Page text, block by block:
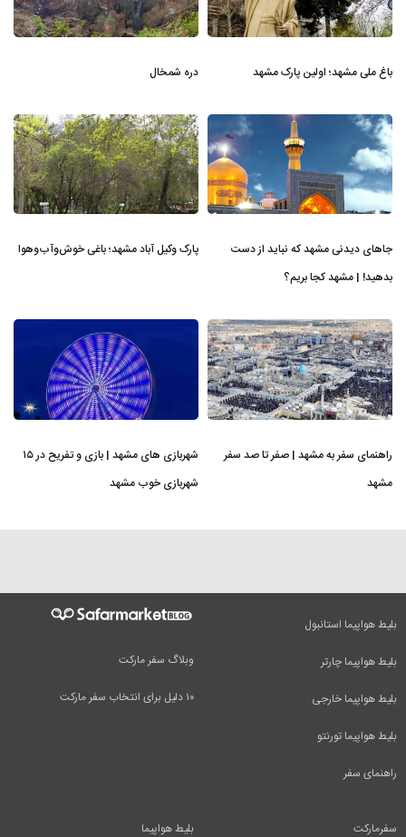
باغ ملی مشهد؛ اولین پارک مشهد دره شمخال
جاهای دیدنی مشهد که نباید از دست
بدهید! | مشهد کجا بریم؟
پارک وکیل آباد مشهد؛ باغی خوش‌وآب‌وهوا
راهنمای سفر به مشهد | صفر تا صد سفر
مشهد
شهربازی های مشهد | بازی و تفریح در ۱۵
شهربازی خوب مشهد
وبلاگ سفر مارکت
۱۰ دلیل برای انتخاب سفر مارکت
بلیط هواپیما استانبول
بلیط هواپیما چارتر
بلیط هواپیما خارجی
بلیط هواپیما تورنتو
راهنمای سفر
بلیط هواپیما سفرمارکت